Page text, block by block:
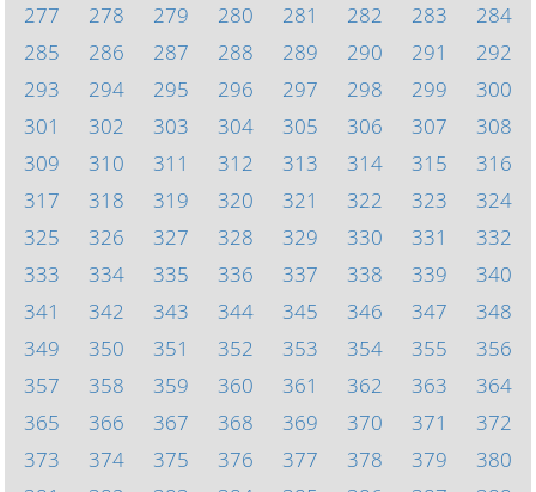
277
278 279 280 281 282 283
284
285
286 287 288 289 290 291
292
293
294 295 296 297 298 299
300
301
302 303 304 305 306 307
308
309
310 311 312 313 314 315
316
317
318 319 320 321 322 323
324
325
326 327 328 329 330 331
332
333
334 335 336 337 338 339
340
341
342 343 344 345 346 347
348
349
350 351 352 353 354 355
356
357
358 359 360 361 362 363
364
365
366 367 368 369 370 371
372
373
374 375 376 377 378 379
380